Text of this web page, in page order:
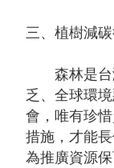
三、植樹減
森林是台
乏、全球環
會，唯有珍
措施，才能
為推廣資源